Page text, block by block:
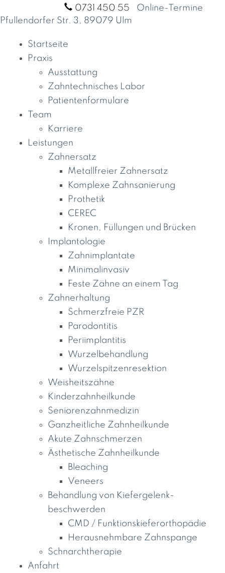
0731 450 55
Online-Termine
Pfullendorfer Str. 3, 89079 Ulm
Startseite
Praxis
Ausstattung
Zahntechnisches Labor
Patientenformulare
Team
Karriere
Leistungen
Zahnersatz
Metallfreier Zahnersatz
Komplexe Zahnsanierung
Prothetik
CEREC
Kronen, Füllungen und Brücken
Implantologie
Zahnimplantate
Minimalinvasiv
Feste Zähne an einem Tag
Zahnerhaltung
Schmerzfreie PZR
Parodontitis
Periimplantitis
Wurzelbehandlung
Wurzelspitzenresektion
Weisheitszähne
Kinderzahnheilkunde
Seniorenzahnmedizin
Ganzheitliche Zahnheilkunde
Akute Zahnschmerzen
Ästhetische Zahnheilkunde
Bleaching
Veneers
Behandlung von Kiefergelenk­
beschwerden
CMD / Funktionskiefer­orthopädie
Herausnehmbare Zahnspange
Schnarchtherapie
Anfahrt